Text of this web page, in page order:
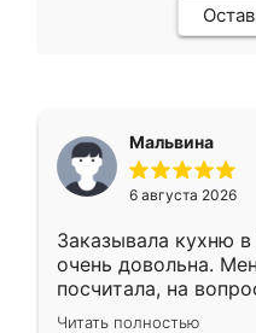
Мальвина
6 августа 2026
Заказывала кухню в
очень довольна.
посчитала, на
Замерщик приехал
Читать полностью